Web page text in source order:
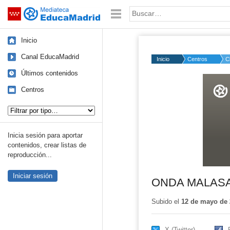
Saltar navegación Palabra o frase:
Inicio
Canal EducaMadrid
Últimos contenidos
Centros
Inicia sesión para aportar
contenidos, crear listas de
reproducción...
Iniciar sesión
Inicio Centros
50%
ONDA
Subido el 12 de mayo de